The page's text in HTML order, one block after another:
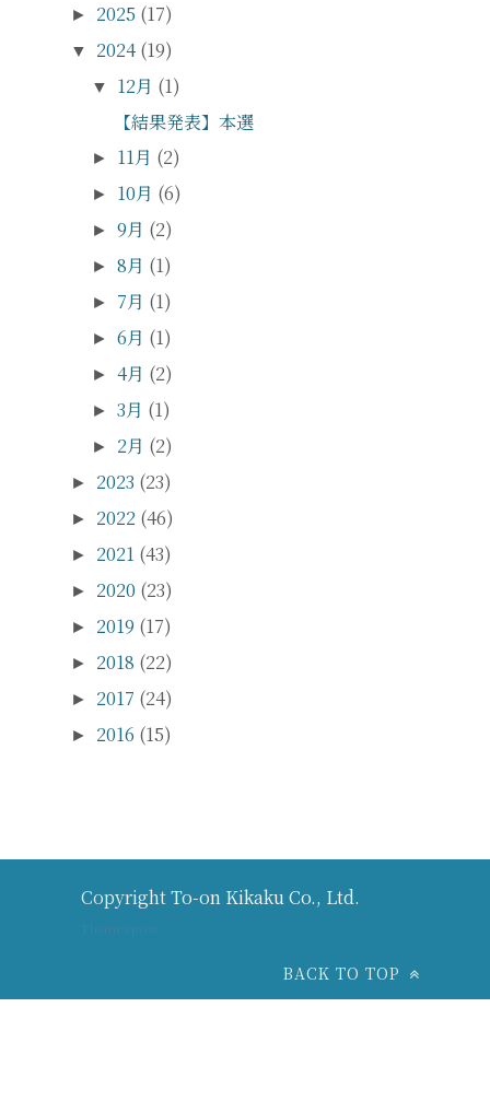
2024 (19)
12月 (1)
【結果発表】本選
11月 (2)
10月 (6)
9月 (2)
8月 (1)
7月 (1)
6月 (1)
4月 (2)
3月 (1)
2月 (2)
2023 (23)
2022 (46)
2021 (43)
2020 (23)
2019 (17)
2018 (22)
2017 (24)
2016 (15)
Copyright To-on Kikaku Co., Ltd.